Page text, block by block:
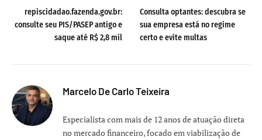
repiscidadao.fazenda.gov.br:
consulte seu PIS/PASEP antigo e
saque até R$ 2,8 mil
Consulta optantes: descubra se
sua empresa está no regime
certo e evite multas
Marcelo De Carlo Teixeira
Especialista com mais de 12 anos de atuação direta
no mercado financeiro, focado em viabilização de